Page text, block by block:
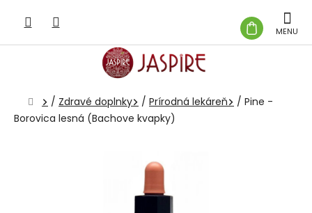
obsah
KOŠÍK
Domov
/ Zdravé doplnky / Prírodná lekáreň / Pine -
Borovica lesná (Bachove kvapky)